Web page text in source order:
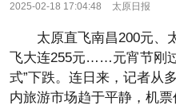
2025-02-18 17:04:48 太原日报
太原直飞南昌200元、
飞大连255元……元宵节刚
式”下跌。连日来，记者从
内旅游市场趋于平静，机